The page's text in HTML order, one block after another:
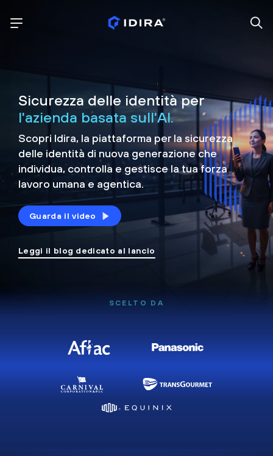
Sicurezza delle identità per
l'azienda basata sull'AI.
Scopri Idira, la piattaforma per la sicurezza
delle identità di nuova generazione che
individua, controlla e gestisce la tua forza
lavoro umana e agentica.
Guarda il video
Leggi il blog dedicato al lancio
SCELTO DA